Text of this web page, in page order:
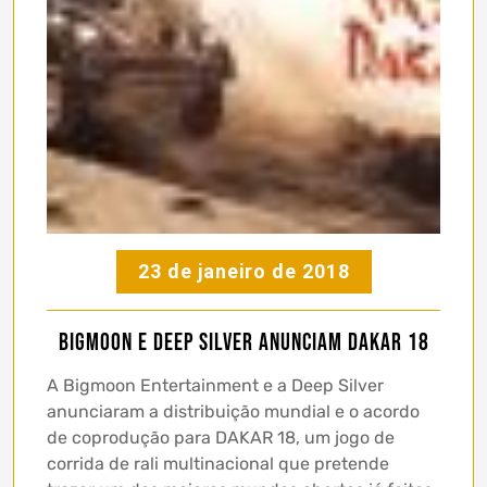
23 de janeiro de 2018
Bigmoon e Deep Silver Anunciam DAKAR 18
A Bigmoon Entertainment e a Deep Silver
anunciaram a distribuição mundial e o acordo
de coprodução para DAKAR 18, um jogo de
corrida de rali multinacional que pretende